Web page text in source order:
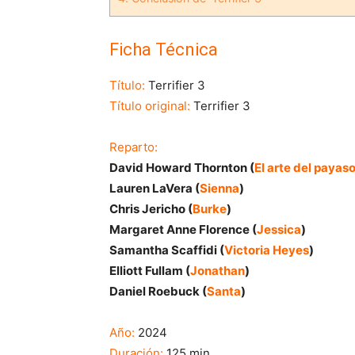
Ficha Técnica
Título: Terrifier 3
Título original: Terrifier 3
Reparto:
David Howard Thornton (El arte del payaso
Lauren LaVera (Sienna)
Chris Jericho (Burke)
Margaret Anne Florence (Jessica)
Samantha Scaffidi (Victoria Heyes)
Elliott Fullam (Jonathan)
Daniel Roebuck (Santa)
Año: 2024